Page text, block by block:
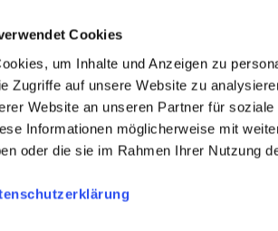
Cookies
um Inhalte und Anzeigen zu
Zugriffe auf unsere Website zu
Website an unseren Partner für
Informationen möglicherweise mit
oder die sie im Rahmen Ihrer Nutzung
Kompressionsstulpen